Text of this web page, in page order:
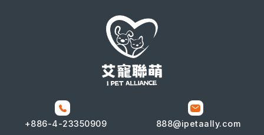
+886-4-23350909 888@ipetaally.com